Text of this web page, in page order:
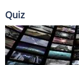
Quiz